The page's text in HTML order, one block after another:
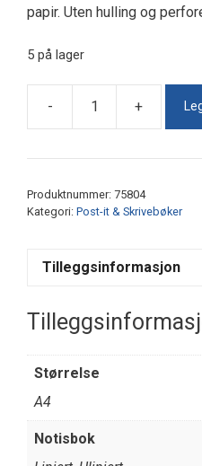
papir. Uten hulling og
5 på lager
-
uten
+
Produktnummer: 75804
Kategori: Post-it & Skrivebøker
Tilleggsinformasjon
Størrelse
A4
Notisbok